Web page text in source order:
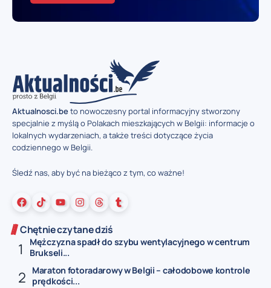
Aktualnosci.beto nowoczesny portal informacyjny stworzony
specjalnie z myślą o Polakach mieszkających w Belgii: informacje o
lokalnych wydarzeniach, a także treści dotyczące życia
codziennego w Belgii.
Śledź nas, aby być na bieżąco z tym, co ważne!
Chętnie czytane dziś
Mężczyzna spadł do szybu wentylacyjnego w centrum
Brukseli...
Maraton fotoradarowy w Belgii – całodobowe kontrole
prędkości...